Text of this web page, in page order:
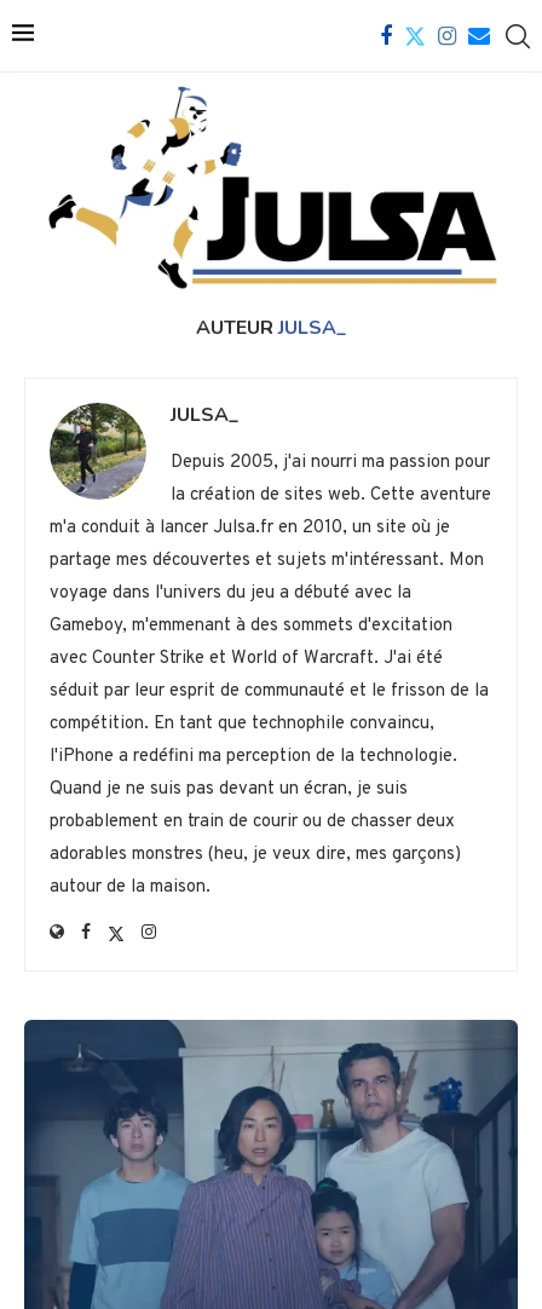
AUTEURJULSA_
JULSA_
Depuis 2005, j'ai nourri ma passion pour
la création de sites web. Cette aventure
m'a conduit à lancer Julsa.fr en 2010, un site où je
partage mes découvertes et sujets m'intéressant. Mon
voyage dans l'univers du jeu a débuté avec la
Gameboy, m'emmenant à des sommets d'excitation
avec Counter Strike et World of Warcraft. J'ai été
séduit par leur esprit de communauté et le frisson de la
compétition. En tant que technophile convaincu,
l'iPhone a redéfini ma perception de la technologie.
Quand je ne suis pas devant un écran, je suis
probablement en train de courir ou de chasser deux
adorables monstres (heu, je veux dire, mes garçons)
autour de la maison.